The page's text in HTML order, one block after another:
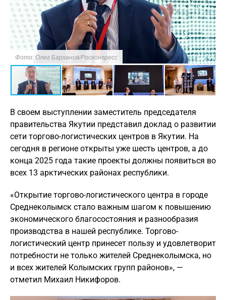
Фото: Олег Барханов/Росконгресс
В своем выступлении заместитель председателя
правительства Якутии представил доклад о развитии
сети торгово-логистических центров в Якутии. На
сегодня в регионе открыты уже шесть центров, а до
конца 2025 года такие проекты должны появиться во
всех 13 арктических районах республики.
«Открытие торгово-логистического центра в городе
Среднеколымск стало важным шагом к повышению
экономического благосостояния и разнообразия
производства в нашей республике. Торгово-
логистический центр принесет пользу и удовлетворит
потребности не только жителей Среднеколымска, но
и всех жителей Колымских групп районов», —
отметил Михаил Никифоров.